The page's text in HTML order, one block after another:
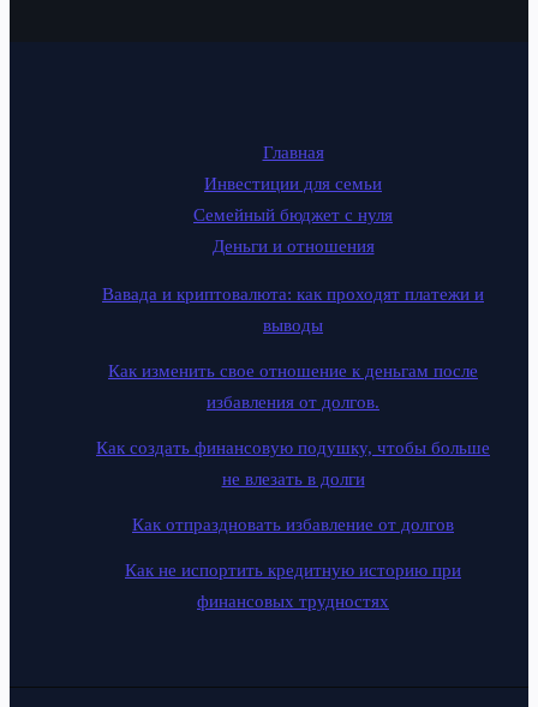
Главная
Инвестиции для семьи
Семейный бюджет с нуля
Деньги и отношения
Вавада и криптовалюта: как проходят платежи и
выводы
Как изменить свое отношение к деньгам после
избавления от долгов.
Как создать финансовую подушку, чтобы больше
не влезать в долги
Как отпраздновать избавление от долгов
Как не испортить кредитную историю при
финансовых трудностях